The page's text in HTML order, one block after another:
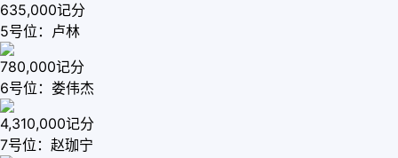
635,000记分
5号位：卢林
780,000记分
6号位：娄伟杰
4,310,000记分
7号位：赵珈宁